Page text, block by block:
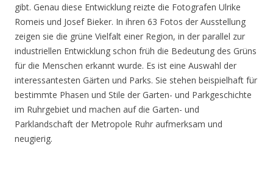
gibt. Genau diese Entwicklung reizte die Fotografen Ulrike
Romeis und Josef Bieker. In ihren 63 Fotos der Ausstellung
zeigen sie die grüne Vielfalt einer Region, in der parallel zur
industriellen Entwicklung schon früh die Bedeutung des Grüns
für die Menschen erkannt wurde. Es ist eine Auswahl der
interessantesten Gärten und Parks. Sie stehen beispielhaft für
bestimmte Phasen und Stile der Garten- und Parkgeschichte
im Ruhrgebiet und machen auf die Garten- und
Parklandschaft der Metropole Ruhr aufmerksam und
neugierig.